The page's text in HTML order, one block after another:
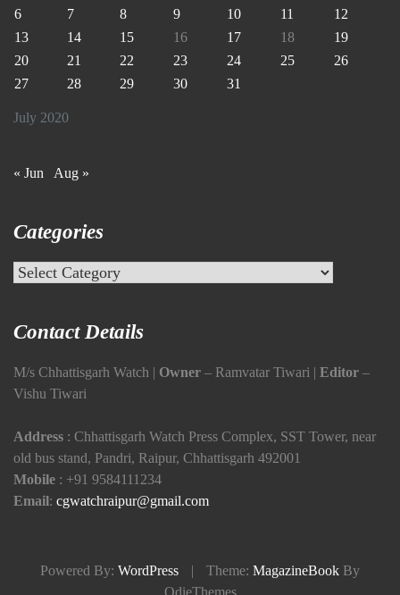
July 2020
6
7 8 9 10 11
12
13
14 15 16 17 18
19
20
21 22 23 24 25
26
27
28 29 30 31
« Jun Aug »
Categories
Categories
Contact Details
M/s Chhattisgarh Watch | Owner – Ramvatar Tiwari | Editor –
Vishu Tiwari
Address : Chhattisgarh Watch Press Complex, SST Tower, near
old bus stand, Pandri, Raipur, Chhattisgarh 492001
Mobile : +91 9584111234
Email: cgwatchraipur@gmail.com
Powered By: WordPress | Theme: MagazineBook By